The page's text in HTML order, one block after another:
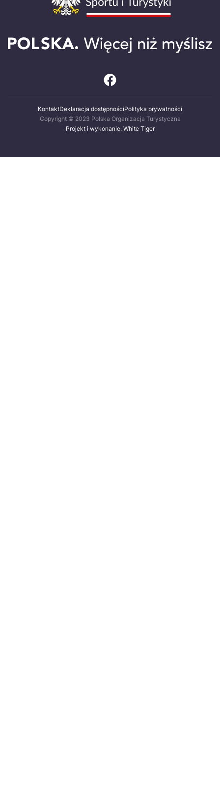
KontaktDeklaracja dostępnościPolityka prywatności
Copyright © 2023 Polska Organizacja Turystyczna
Projekt i wykonanie: White Tiger